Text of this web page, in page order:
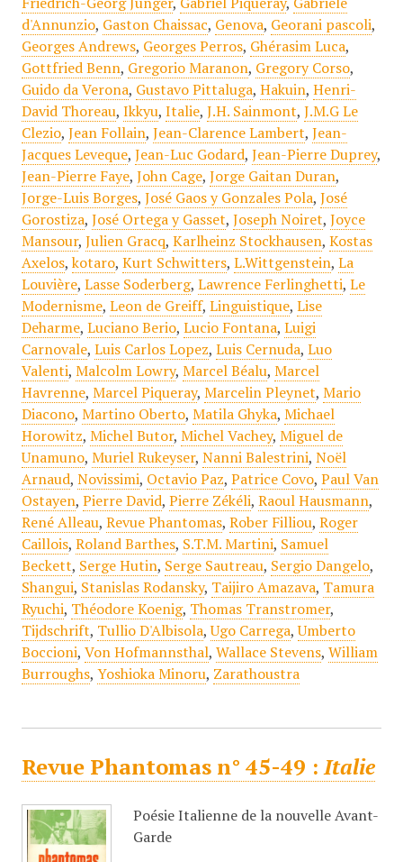
d'Annunzio, Gaston Chaissac, Genova, Georani pascoli,
Georges Andrews, Georges Perros, Ghérasim Luca,
Gottfried Benn, Gregorio Maranon, Gregory Corso,
Guido da Verona, Gustavo Pittaluga, Hakuin, Henri-
David Thoreau, Ikkyu, Italie, J.H. Sainmont, J.M.G Le
Clezio, Jean Follain, Jean-Clarence Lambert, Jean-
Jacques Leveque, Jean-Luc Godard, Jean-Pierre Duprey,
Jean-Pierre Faye, John Cage, Jorge Gaitan Duran,
Jorge-Luis Borges, José Gaos y Gonzales Pola, José
Gorostiza, José Ortega y Gasset, Joseph Noiret, Joyce
Mansour, Julien Gracq, Karlheinz Stockhausen, Kostas
Axelos,kotaro, Kurt Schwitters, L.Wittgenstein, La
Louvière, Lasse Soderberg, Lawrence Ferlinghetti, Le
Modernisme, Leon de Greiff, Linguistique, Lise
Deharme, Luciano Berio, Lucio Fontana, Luigi
Carnovale, Luis Carlos Lopez, Luis Cernuda, Luo
Valenti, Malcolm Lowry, Marcel Béalu, Marcel
Havrenne, Marcel Piqueray, Marcelin Pleynet, Mario
Diacono, Martino Oberto, Matila Ghyka, Michael
Horowitz, Michel Butor, Michel Vachey, Miguel de
Unamuno, Muriel Rukeyser, Nanni Balestrini, Noël
Arnaud, Novissimi, Octavio Paz, Patrice Covo, Paul Van
Ostayen, Pierre David, Pierre Zékéli, Raoul Hausmann,
René Alleau, Revue Phantomas, Rober Filliou, Roger
Caillois, Roland Barthes, S.T.M. Martini, Samuel
Beckett, Serge Hutin, Serge Sautreau, Sergio Dangelo,
Shangui, Stanislas Rodansky, Taijiro Amazava, Tamura
Ryuchi, Théodore Koenig, Thomas Transtromer,
Tijdschrift, Tullio D'Albisola,Ugo Carrega,Umberto
Boccioni, Von Hofmannsthal, Wallace Stevens, William
Burroughs, Yoshioka Minoru, Zarathoustra
Revue Phantomas n° 45-49 :Italie
Poésie Italienne de la nouvelle Avant-
Garde